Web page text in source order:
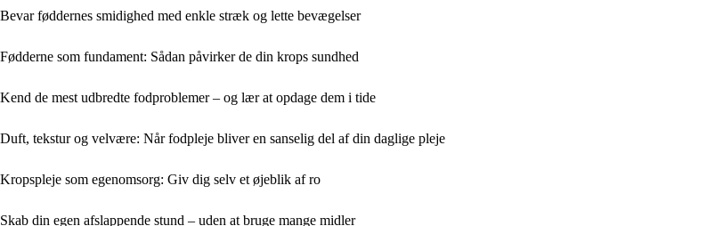
Bevar føddernes smidighed med enkle stræk og lette bevægelser
Fødderne som fundament: Sådan påvirker de din krops sundhed
Kend de mest udbredte fodproblemer – og lær at opdage dem i tide
Duft, tekstur og velvære: Når fodpleje bliver en sanselig del af din daglige pleje
Kropspleje som egenomsorg: Giv dig selv et øjeblik af ro
Skab din egen afslappende stund – uden at bruge mange midler